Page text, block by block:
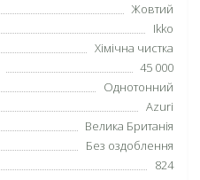
Жовтий
Ikko
Хімічна чистка
45 000
Однотонний
Azuri
Велика Британія
Без оздоблення
824